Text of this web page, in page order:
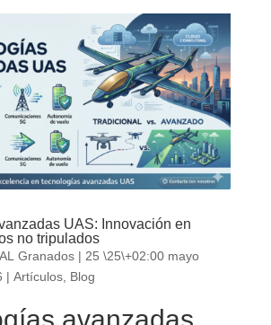
UAS: Innovación en
no tripulados
Granados| 25 \25\+02:00 mayo
| Artículos, Blog